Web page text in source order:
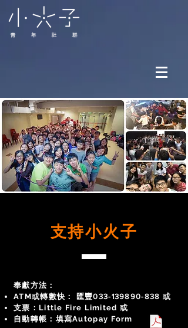
支持​小火子
奉獻方法：
ATM或轉數快： 匯豐033-139890-838 或
支票：Little Fire Limited 或
​自動轉帳：填寫Autopay Form